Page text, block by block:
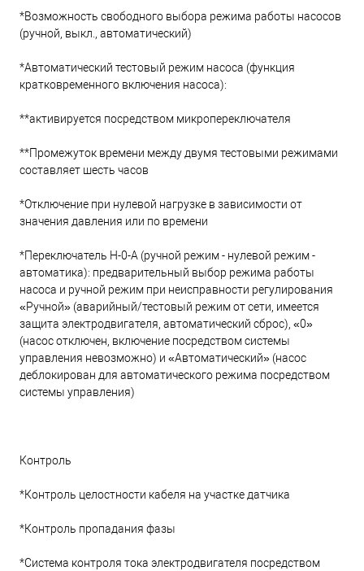
*Возможность свободного выбора режима работы насосов
(ручной, выкл., автоматический)
*Автоматический тестовый режим насоса (функция
кратковременного включения насоса):
**активируется посредством микропереключателя
**Промежуток времени между двумя тестовыми режимами
составляет шесть часов
*Отключение при нулевой нагрузке в зависимости от
значения давления или по времени
*Переключатель H-0-A (ручной режим - нулевой режим -
автоматика): предварительный выбор режима работы
насоса и ручной режим при неисправности регулирования
«Ручной» (аварийный/тестовый режим от сети, имеется
защита электродвигателя, автоматический сброс), «0»
(насос отключен, включение посредством системы
управления невозможно) и «Автоматический» (насос
деблокирован для автоматического режима посредством
системы управления)
Контроль
*Контроль целостности кабеля на участке датчика
*Контроль пропадания фазы
*Система контроля тока электродвигателя посредством